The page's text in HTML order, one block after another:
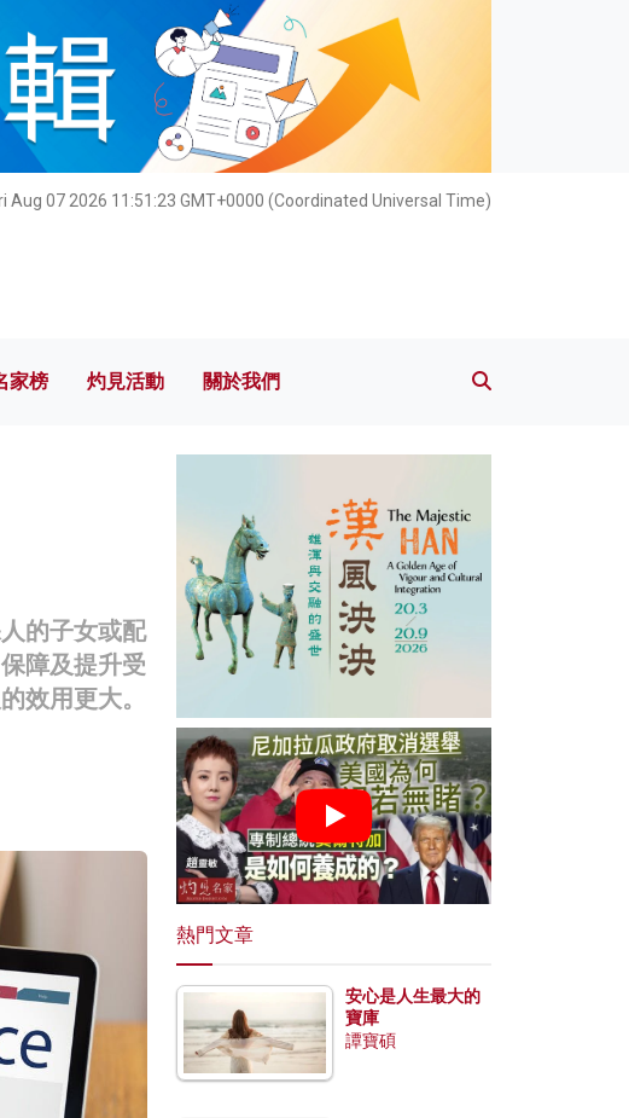
Aug 07 2026 11:51:24 GMT+0000 (Coordinated Universal Time)
名家榜 灼見活動 關於我們
家榜 灼見活動 關於我們
的子女或配
障及提升受
效用更大。
熱門文章
安心是人生最大的
寶庫
譚寶碩